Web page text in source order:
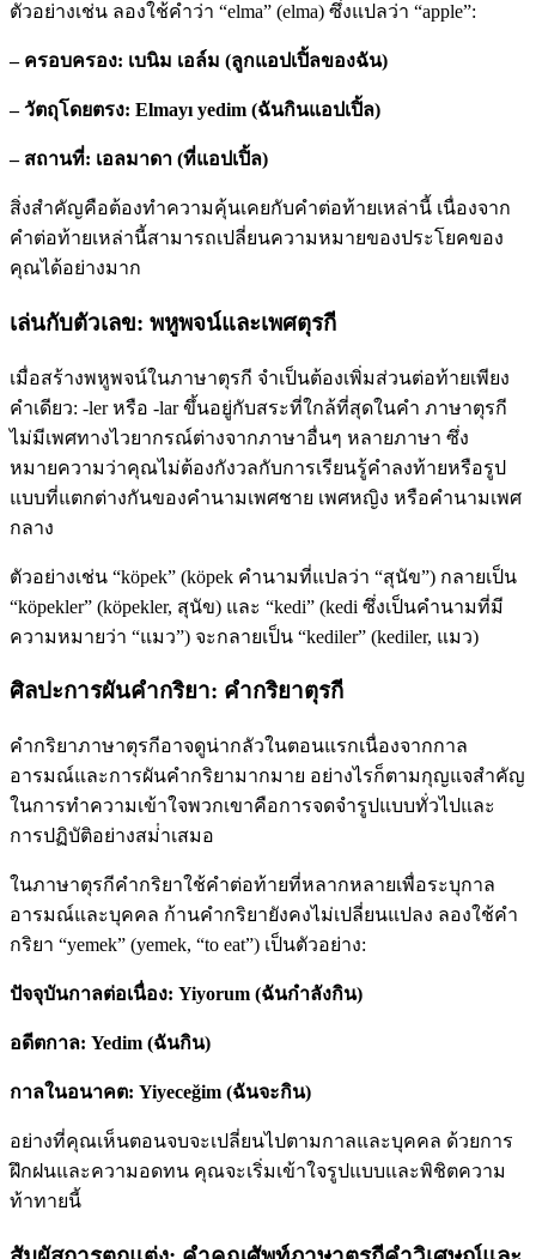
ตัวอย่างเช่น ลองใช้คำว่า “elma” (elma) ซึ่งแปลว่า “apple”:
– ครอบครอง: เบนิม เอล์ม (ลูกแอปเปิ้ลของฉัน)
– วัตถุโดยตรง: Elmayı yedim (ฉันกินแอปเปิ้ล)
– สถานที่: เอลมาดา (ที่แอปเปิ้ล)
สิ่งสำคัญคือต้องทำความคุ้นเคยกับคำต่อท้ายเหล่านี้ เนื่องจาก
คำต่อท้ายเหล่านี้สามารถเปลี่ยนความหมายของประโยคของ
คุณได้อย่างมาก
เล่นกับตัวเลข: พหูพจน์และเพศตุรกี
เมื่อสร้างพหูพจน์ในภาษาตุรกี จำเป็นต้องเพิ่มส่วนต่อท้ายเพียง
คำเดียว: -ler หรือ -lar ขึ้นอยู่กับสระที่ใกล้ที่สุดในคำ ภาษาตุรกี
ไม่มีเพศทางไวยากรณ์ต่างจากภาษาอื่นๆ หลายภาษา ซึ่ง
หมายความว่าคุณไม่ต้องกังวลกับการเรียนรู้คำลงท้ายหรือรูป
แบบที่แตกต่างกันของคำนามเพศชาย เพศหญิง หรือคำนามเพศ
กลาง
ตัวอย่างเช่น “köpek” (köpek คำนามที่แปลว่า “สุนัข”) กลายเป็น
“köpekler” (köpekler, สุนัข) และ “kedi” (kedi ซึ่งเป็นคำนามที่มี
ความหมายว่า “แมว”) จะกลายเป็น “kediler” (kediler, แมว)
ศิลปะการผันคํากริยา: คํากริยาตุรกี
คํากริยาภาษาตุรกีอาจดูน่ากลัวในตอนแรกเนื่องจากกาล
อารมณ์และการผันคํากริยามากมาย อย่างไรก็ตามกุญแจสําคัญ
ในการทําความเข้าใจพวกเขาคือการจดจํารูปแบบทั่วไปและ
การปฏิบัติอย่างสม่ําเสมอ
ในภาษาตุรกีคํากริยาใช้คําต่อท้ายที่หลากหลายเพื่อระบุกาล
อารมณ์และบุคคล ก้านคํากริยายังคงไม่เปลี่ยนแปลง ลองใช้คำ
กริยา “yemek” (yemek, “to eat”) เป็นตัวอย่าง:
ปัจจุบันกาลต่อเนื่อง: Yiyorum (ฉันกําลังกิน)
อดีตกาล: Yedim (ฉันกิน)
กาลในอนาคต: Yiyeceğim (ฉันจะกิน)
อย่างที่คุณเห็นตอนจบจะเปลี่ยนไปตามกาลและบุคคล ด้วยการ
ฝึกฝนและความอดทน คุณจะเริ่มเข้าใจรูปแบบและพิชิตความ
ท้าทายนี้